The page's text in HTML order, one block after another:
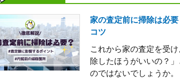
家の査定前に掃除は必
コツ
これから家の査定を受
除したほうがいいの？
のではないでしょうか。